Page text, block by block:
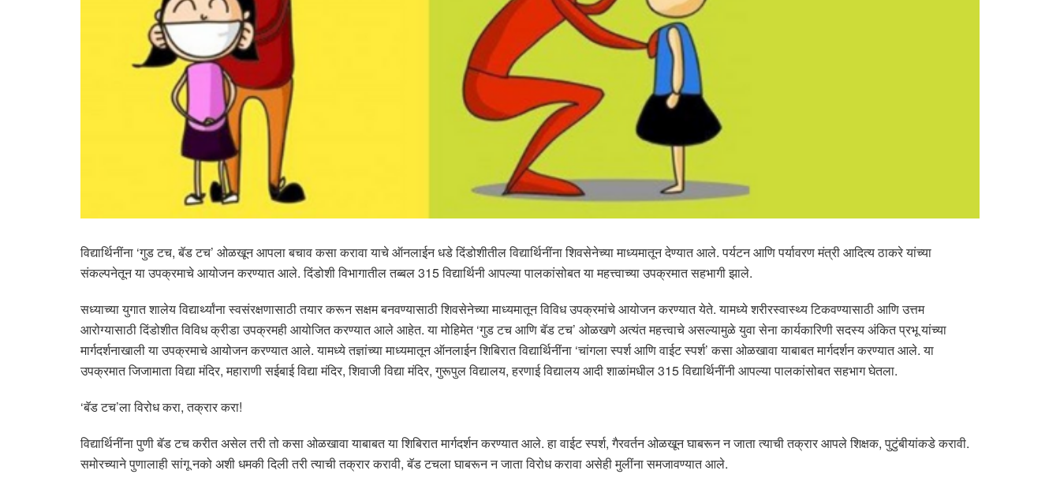
विद्यार्थिनींना ‘गुड टच, बॅड टच’ ओळखून आपला बचाव कसा करावा याचे ऑनलाईन धडे दिंडोशीतील विद्यार्थिनींना शिवसेनेच्या माध्यमातून देण्यात आले. पर्यटन आणि पर्यावरण मंत्री आदित्य ठाकरे यांच्या
संकल्पनेतून या उपक्रमाचे आयोजन करण्यात आले. दिंडोशी विभागातील तब्बल 315 विद्यार्थिनी आपल्या पालकांसोबत या महत्त्वाच्या उपक्रमात सहभागी झाले.
सध्याच्या युगात शालेय विद्यार्थ्यांना स्वसंरक्षणासाठी तयार करून सक्षम बनवण्यासाठी शिवसेनेच्या माध्यमातून विविध उपक्रमांचे आयोजन करण्यात येते. यामध्ये शरीरस्वास्थ्य टिकवण्यासाठी आणि उत्तम
आरोग्यासाठी दिंडोशीत विविध क्रीडा उपक्रमही आयोजित करण्यात आले आहेत. या मोहिमेत ‘गुड टच आणि बॅड टच’ ओळखणे अत्यंत महत्त्वाचे असल्यामुळे युवा सेना कार्यकारिणी सदस्य अंकित प्रभू यांच्या
मार्गदर्शनाखाली या उपक्रमाचे आयोजन करण्यात आले. यामध्ये तज्ञांच्या माध्यमातून ऑनलाईन शिबिरात विद्यार्थिनींना ‘चांगला स्पर्श आणि वाईट स्पर्श’ कसा ओळखावा याबाबत मार्गदर्शन करण्यात आले. या
उपक्रमात जिजामाता विद्या मंदिर, महाराणी सईबाई विद्या मंदिर, शिवाजी विद्या मंदिर, गुरूपुल विद्यालय, हरणाई विद्यालय आदी शाळांमधील 315 विद्यार्थिनींनी आपल्या पालकांसोबत सहभाग घेतला.
‘बॅड टच’ला विरोध करा, तक्रार करा!
विद्यार्थिनींना पुणी बॅड टच करीत असेल तरी तो कसा ओळखावा याबाबत या शिबिरात मार्गदर्शन करण्यात आले. हा वाईट स्पर्श, गैरवर्तन ओळखून घाबरून न जाता त्याची तक्रार आपले शिक्षक, पुटुंबीयांकडे करावी.
समोरच्याने पुणालाही सांगू नको अशी धमकी दिली तरी त्याची तक्रार करावी, बॅड टचला घाबरून न जाता विरोध करावा असेही मुलींना समजावण्यात आले.